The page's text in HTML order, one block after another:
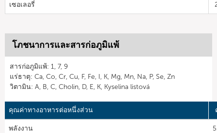
เซอเลอรี่
โภชนาการและสารก่อภูมิแพ้
สารก่อภูมิแพ้: 1, 7, 9
แร่ธาตุ: Ca, Co, Cr, Cu, F, Fe, I, K, Mg, Mn, Na, P, Se, Zn
วิตามิน: A, B, C, Cholin, D, E, K, Kyselina listová
คุณค่าทางอาหารต่อหนึ่งส่วน
พลังงาน